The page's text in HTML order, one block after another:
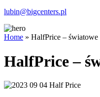
lubin@bigcenters.pl
Home » HalfPrice –
HalfPrice –